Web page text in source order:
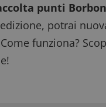
punti
, potrai
funziona?